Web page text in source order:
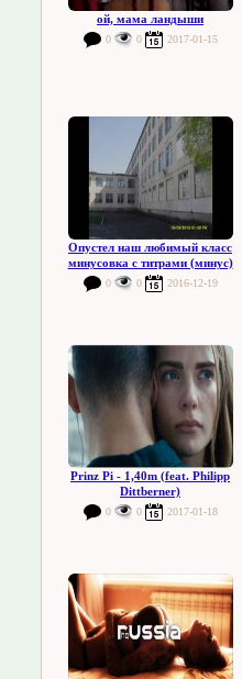
ой, мама ландыши
0 0 2017-01-15
Опустел наш любимый класс
минусовка с титрами (минус)
0 0 2016-12-19
Prinz Pi - 1,40m (feat. Philipp
Dittberner)
0 0 2017-01-18